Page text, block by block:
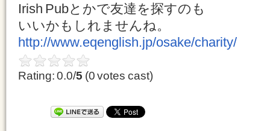
Irish Pubとかで友達を探すのも
いいかもしれませんね。
http://www.eqenglish.jp/osake/charity/
Rating: 0.0/5 (0 votes cast)